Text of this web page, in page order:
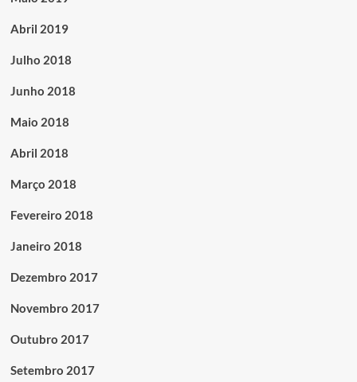
Abril 2019
Julho 2018
Junho 2018
Maio 2018
Abril 2018
Março 2018
Fevereiro 2018
Janeiro 2018
Dezembro 2017
Novembro 2017
Outubro 2017
Setembro 2017